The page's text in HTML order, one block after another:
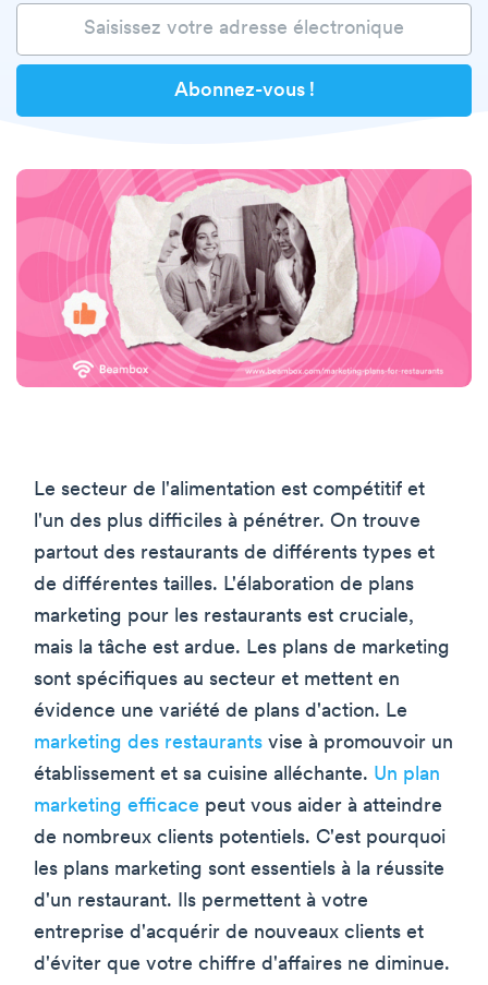
Le secteur de l'alimentation est compétitif et
l'un des plus difficiles à pénétrer. On trouve
partout des restaurants de différents types et
de différentes tailles. L'élaboration de plans
marketing pour les restaurants est cruciale,
mais la tâche est ardue. Les plans de marketing
sont spécifiques au secteur et mettent en
évidence une variété de plans d'action. Le
marketing des restaurants vise à promouvoir un
établissement et sa cuisine alléchante. Un plan
marketing efficace peut vous aider à atteindre
de nombreux clients potentiels. C'est pourquoi
les plans marketing sont essentiels à la réussite
d'un restaurant. Ils permettent à votre
entreprise d'acquérir de nouveaux clients et
d'éviter que votre chiffre d'affaires ne diminue.